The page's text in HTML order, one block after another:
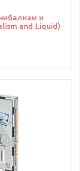
и
and Liquid)